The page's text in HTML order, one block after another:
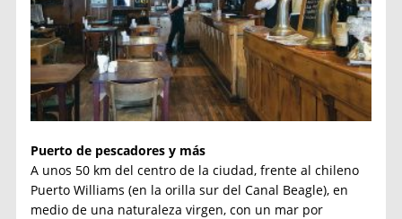
Puerto de pescadores y más
A unos 50 km del centro de la ciudad, frente al chileno
Puerto Williams (en la orilla sur del Canal Beagle), en
medio de una naturaleza virgen, con un mar por